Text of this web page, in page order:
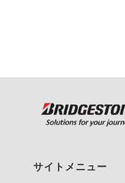
サイトメニュー